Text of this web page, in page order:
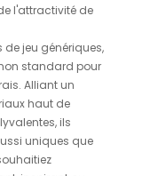
l'attractivité de
jeu génériques,
standard pour
Alliant un
haut de
ils
uniques que